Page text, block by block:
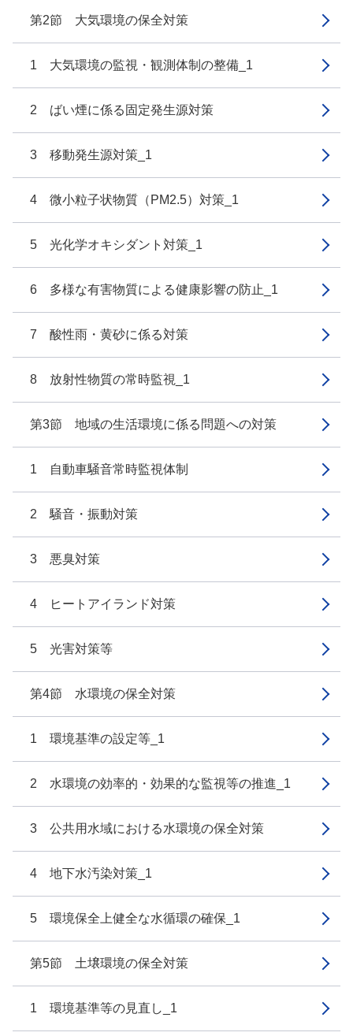
第2節 大気環境の保全対策
1 大気環境の監視・観測体制の整備_1
2 ばい煙に係る固定発生源対策
3 移動発生源対策_1
4 微小粒子状物質（PM2.5）対策_1
5 光化学オキシダント対策_1
6 多様な有害物質による健康影響の防止_1
7 酸性雨・黄砂に係る対策
8 放射性物質の常時監視_1
第3節 地域の生活環境に係る問題への対策
1 自動車騒音常時監視体制
2 騒音・振動対策
3 悪臭対策
4 ヒートアイランド対策
5 光害対策等
第4節 水環境の保全対策
1 環境基準の設定等_1
2 水環境の効率的・効果的な監視等の推進_1
3 公共用水域における水環境の保全対策
4 地下水汚染対策_1
5 環境保全上健全な水循環の確保_1
第5節 土壌環境の保全対策
1 環境基準等の見直し_1